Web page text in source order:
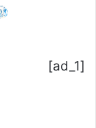
[ad_1]